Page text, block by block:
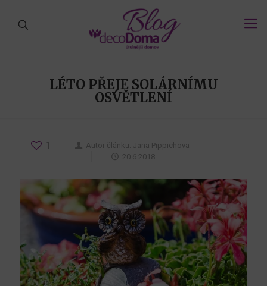
LÉTO PŘEJE SOLÁRNÍMU
OSVĚTLENÍ
1 Autor článku: Jana Pippichova
20.6.2018